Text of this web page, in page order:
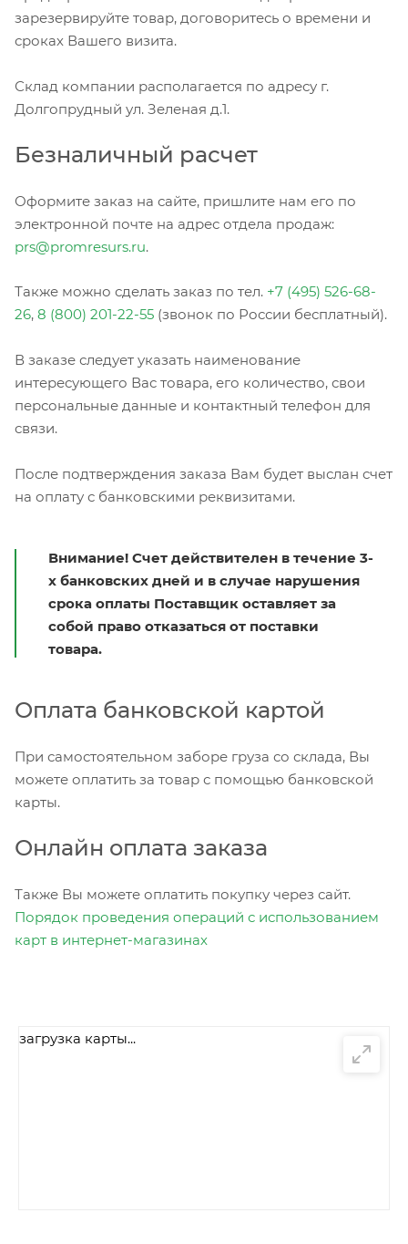
зарезервируйте товар, договоритесь о времени и
сроках Вашего визита.
Склад компании располагается по адресу г.
Долгопрудный ул. Зеленая д.1.
Безналичный расчет
Оформите заказ на сайте, пришлите нам его по
электронной почте на адрес отдела продаж:
prs@promresurs.ru.
Также можно сделать заказ по тел. +7 (495) 526-68-
26, 8 (800) 201-22-55 (звонок по России бесплатный).
В заказе следует указать наименование
интересующего Вас товара, его количество, свои
персональные данные и контактный телефон для
связи.
После подтверждения заказа Вам будет выслан счет
на оплату с банковскими реквизитами.
Внимание! Счет действителен в течение 3-
х банковских дней и в случае нарушения
срока оплаты Поставщик оставляет за
собой право отказаться от поставки
товара.
Оплата банковской картой
При самостоятельном заборе груза со склада, Вы
можете оплатить за товар с помощью банковской
карты.
Онлайн оплата заказа
Также Вы можете оплатить покупку через сайт.
Порядок проведения операций с использованием
карт в интернет-магазинах
загрузка карты...